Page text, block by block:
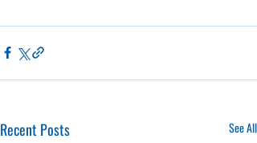
Recent Posts See All